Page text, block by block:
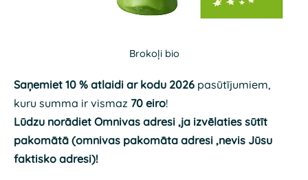
Saņemiet 10 % atlaidi ar kodu 2026 pasūtījumiem,
kuru summa ir vismaz 70 eiro!
Lūdzu norādiet Omnivas adresi ,ja izvēlaties sūtīt
pakomātā (omnivas pakomāta adresi ,nevis Jūsu
faktisko adresi)!
Brokoļi bio